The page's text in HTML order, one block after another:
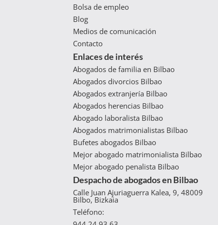
Bolsa de empleo
Blog
Medios de comunicación
Contacto
Enlaces de interés
Abogados de familia en Bilbao
Abogados divorcios Bilbao
Abogados extranjería Bilbao
Abogados herencias Bilbao
Abogado laboralista Bilbao
Abogados matrimonialistas Bilbao
Bufetes abogados Bilbao
Mejor abogado matrimonialista Bilbao
Mejor abogado penalista Bilbao
Despacho de abogados en Bilbao
Calle Juan Ajuriaguerra Kalea, 9, 48009
Bilbo, Bizkaia
Teléfono: